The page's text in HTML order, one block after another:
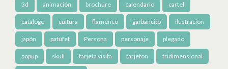
3d animación brochure calendario cartel
catálogo cultura flamenco garbancito ilustración
japón patufet Persona personaje plegado
popup skull tarjeta visita tarjeton tridimensional